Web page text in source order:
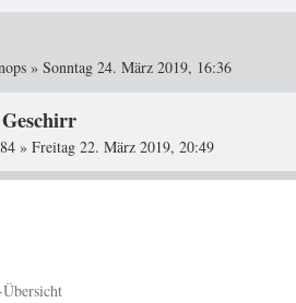
» Sonntag 24. März 2019, 16:36
» Freitag 22. März 2019, 20:49